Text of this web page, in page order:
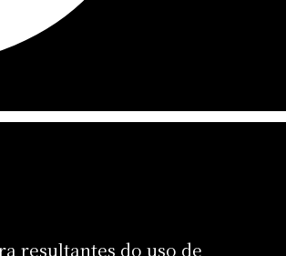
resultantes do uso de